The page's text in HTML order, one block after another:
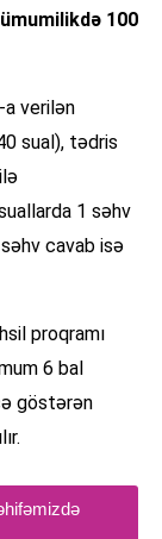
100
-a verilən
sual), tədris
1 səhv
cavab isə
proqramı
6 bal
göstərən